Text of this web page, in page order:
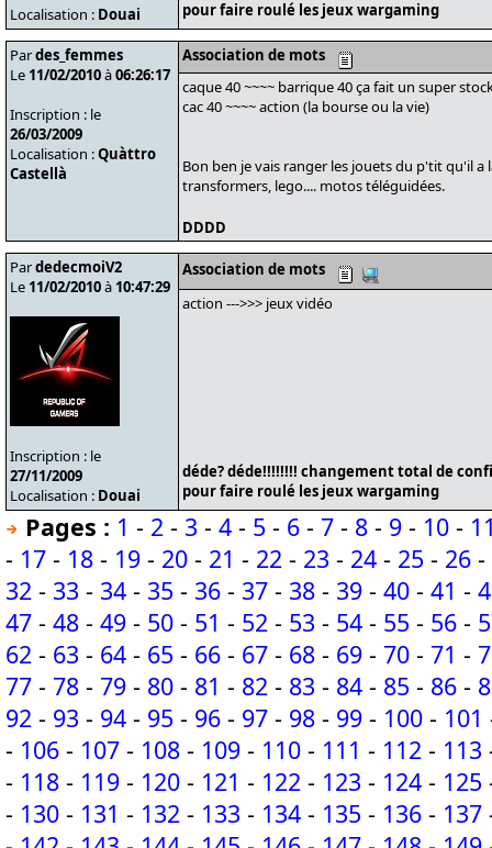
Localisation : Douai
pour faire roulé les jeux wargaming
Pardes_femmes
Le 11/02/2010à06:26:17
Inscription : le
26/03/2009
Localisation :Quàttro
Castellà
Association de mots
caque 40 ~~~~ barrique 40 ça fait un super
cac 40 ~~~~ action (la bourse ou la vie)
Bon ben je vais ranger les jouets du p'tit qu'il a
transformers, lego.... motos téléguidées.
DDDD
PardedecmoiV2
Le 11/02/2010à 10:47:29
Inscription : le
27/11/2009
Localisation : Douai
Association de mots
action --->>> jeux vidéo
déde? déde!!!!!!!! changement total de
pour faire roulé les jeux wargaming
Pages : 1 - 2 - 3 - 4 - 5 - 6 - 7 - 8 - 9 - 10 -
- 17 - 18 - 19 - 20 - 21 - 22 - 23 - 24 - 25 - 26 -
32 - 33 - 34 - 35 - 36 - 37 - 38 - 39 - 40 - 41 -
47 - 48 - 49 - 50 - 51 - 52 - 53 - 54 - 55 - 56 -
62 - 63 - 64 - 65 - 66 - 67 - 68 - 69 - 70 - 71 -
77 - 78 - 79 - 80 - 81 - 82 - 83 - 84 - 85 - 86 -
92 - 93 - 94 - 95 - 96 - 97 - 98 - 99 - 100 - 101
- 106 - 107 - 108 - 109 - 110 - 111 - 112 - 113
- 118 - 119 - 120 - 121 - 122 - 123 - 124 - 125
- 130 - 131 - 132 - 133 - 134 - 135 - 136 - 137